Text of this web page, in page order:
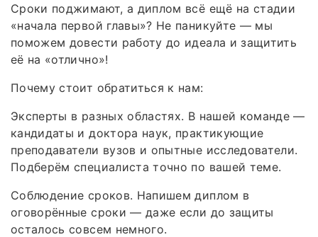
Сроки поджимают, а диплом всё ещё на стадии
«начала первой главы»? Не паникуйте — мы
поможем довести работу до идеала и защитить
её на «отлично»!
Почему стоит обратиться к нам:
Эксперты в разных областях. В нашей команде —
кандидаты и доктора наук, практикующие
преподаватели вузов и опытные исследователи.
Подберём специалиста точно по вашей теме.
Соблюдение сроков. Напишем диплом в
оговорённые сроки — даже если до защиты
осталось совсем немного.